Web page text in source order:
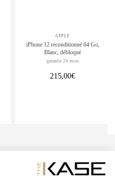
APPLE
iPhone 12 reconditionné 64 Go,
Blanc, débloqué
garantie 24 mois
215,00€